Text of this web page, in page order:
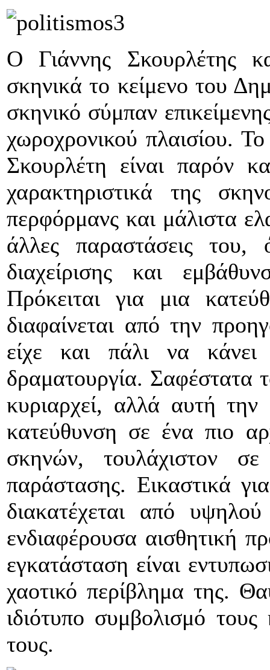
Ο Γιάννης Σκουρλέτης
σκηνικά το κείμενο του
σκηνικό σύμπαν
χωροχρονικού πλαισίου.
Σκουρλέτη είναι παρόν
χαρακτηριστικά της
περφόρμανς και μάλιστα
άλλες παραστάσεις
διαχείρισης και
Πρόκειται για μια
διαφαίνεται από την
είχε και πάλι να
δραματουργία. Σαφέστατα
κυριαρχεί, αλλά αυτή
κατεύθυνση σε ένα πιο
σκηνών, τουλάχιστον
παράστασης. Εικαστικά
διακατέχεται από
ενδιαφέρουσα αισθητική
εγκατάσταση είναι
χαοτικό περίβλημα της.
ιδιότυπο συμβολισμό
τους.